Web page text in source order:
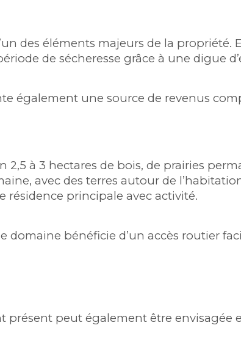
des éléments majeurs de la
de sécheresse grâce à une digue
également une source de revenus
à 3 hectares de bois, de prairies
avec des terres autour de
résidence principale avec activité.
domaine bénéficie d’un accès routier
peut également être envisagée